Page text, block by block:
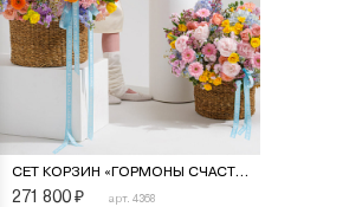
СЕТ КОРЗИН «ГОРМОНЫ СЧАСТЬЯ»
271 800₽ арт. 4368